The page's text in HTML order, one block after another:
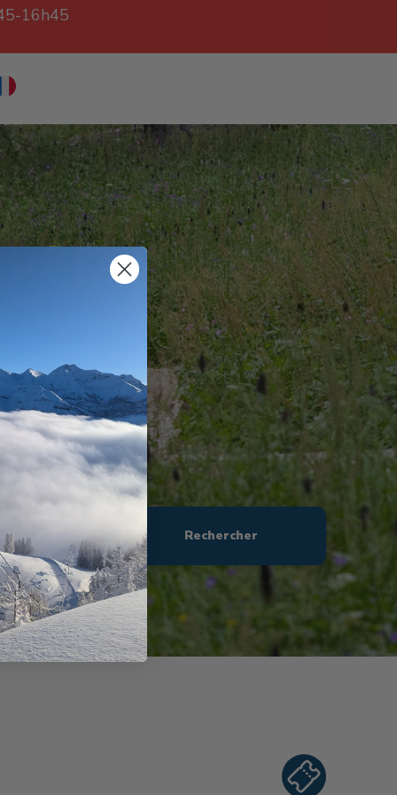
16h45
0 Rechercher